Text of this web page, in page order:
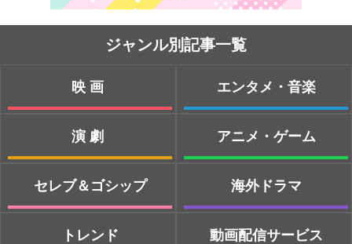
ジャンル別記事一覧
映画
演劇
セレブ＆ゴシップ
トレンド
エンタメ・音楽
アニメ・ゲーム
海外ドラマ
動画配信サービス